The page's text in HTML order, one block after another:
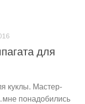
для
куклы. Мастер-
понадобились